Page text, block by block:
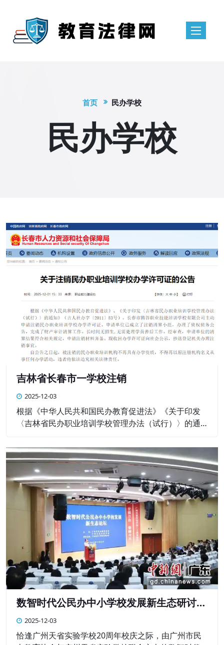
首页 民办学校
民办学校
吉林省长春市一学校注销
2025-12-03
根据《中华人民共和国民办教育促进法》《关于印发
〈吉林省民办职业培训学校管理办法（试行）〉的通
数智时代公民办中小学校发展新生态研讨会
举行2025-12-03
恰逢广州天省实验学校20周年校庆之际，由广州市民